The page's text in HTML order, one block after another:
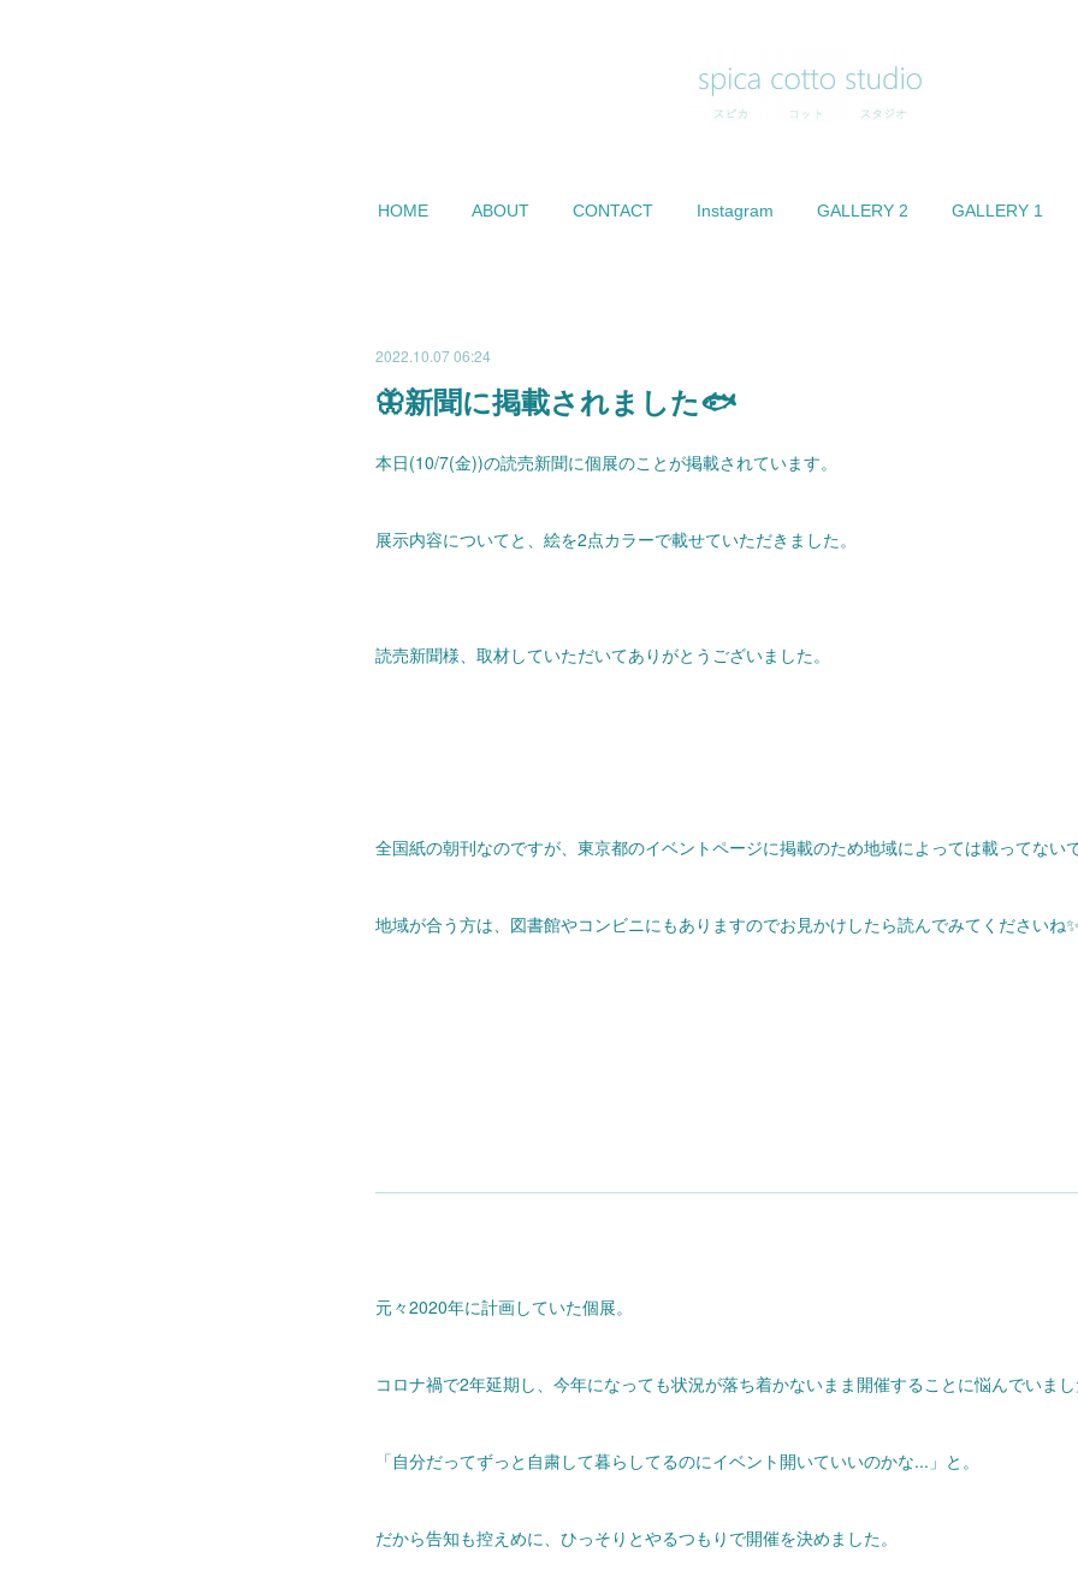
HOME ABOUT CONTACT Instagram GALLERY 2 GALLERY 1
2022.10.07 06:24
🦋新聞に掲載されました🐟
本日(10/7(金))の読売新聞に個展のことが掲載されています。
展示内容についてと、絵を2点カラーで載せていただきました。
読売新聞様、取材していただいてありがとうございました。
全国紙の朝刊なのですが、東京都のイベントページに掲載のため地域によっては載ってないで
地域が合う方は、図書館やコンビニにもありますのでお見かけしたら読んでみてくださいね✨
元々2020年に計画していた個展。
コロナ禍で2年延期し、今年になっても状況が落ち着かないまま開催することに悩んでいまし
「自分だってずっと自粛して暮らしてるのにイベント開いていいのかな...」と。
だから告知も控えめに、ひっそりとやるつもりで開催を決めました。